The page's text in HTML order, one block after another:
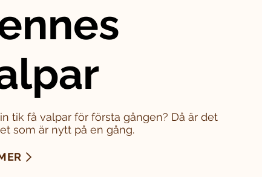
tik få valpar för första gången? Då är det
som är nytt på en gång.